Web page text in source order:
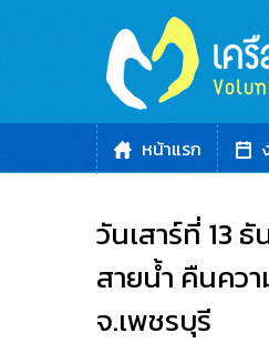
หน้าแรก
วันเสาร์ที่ 13
สายน้ำ คืนคว
จ.เพชรบุรี